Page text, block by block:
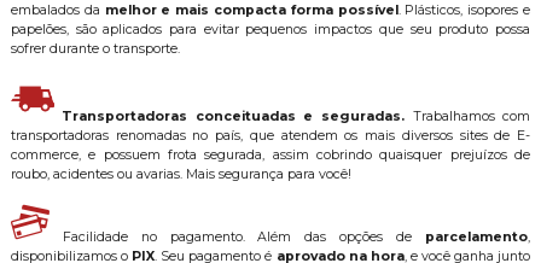
embalados da melhor e mais compacta forma possível. Plásticos, isopores e
papelões, são aplicados para evitar pequenos impactos que seu produto possa
sofrer durante o transporte.
Transportadoras conceituadas e seguradas. Trabalhamos com
transportadoras renomadas no país, que atendem os mais diversos sites de E-
commerce, e possuem frota segurada, assim cobrindo quaisquer prejuízos de
roubo, acidentes ou avarias. Mais segurança para você!
Facilidade no pagamento. Além das opções de parcelamento,
disponibilizamos o PIX. Seu pagamento é aprovado na hora, e você ganha junto